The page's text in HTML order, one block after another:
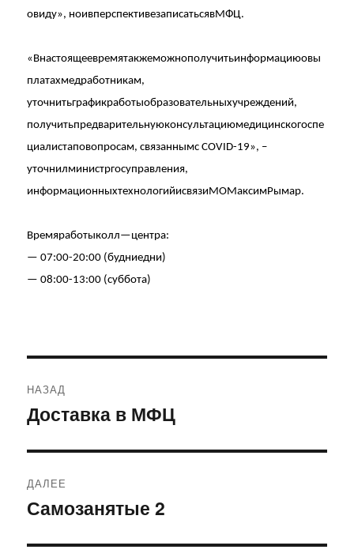
овиду», ноивперспективезаписатьсявМФЦ.
«Внастоящеевремятакжеможнополучитьинформациюовы
платахмедработникам,
уточнитьграфикработыобразовательныхучреждений,
получитьпредварительнуюконсультациюмедицинскогоспе
циалистаповопросам,связаннымс COVID-19», –
уточнилминистргосуправления,
информационныхтехнологийисвязиМОМаксимРымар.
Времяработыколл—центра:
— 07:00-20:00 (будниедни)
— 08:00-13:00 (суббота)
по
НАЗАД
Предыдущая
Доставка в МФЦ
ДАЛЕЕ
Следующая
Самозанятые 2